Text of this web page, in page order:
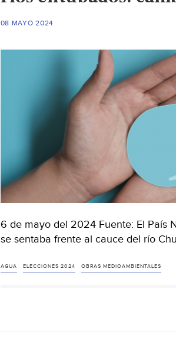
08 MAYO 2024
6 de mayo del 2024 Fuente: El País
se sentaba frente al cauce del río
AGUA ELECCIONES 2024 OBRAS MEDIOAMBIENTALES